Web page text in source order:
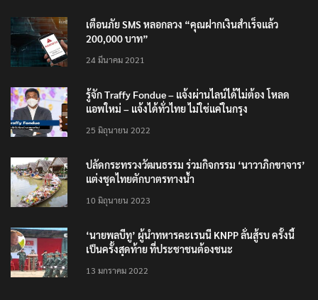
เตือนภัย SMS หลอกลวง “คุณฝากเงินสำเร็จแล้ว
200,000 บาท”
24 มีนาคม 2021
รู้จัก Traffy Fondue – แจ้งผ่านไลน์ได้ไม่ต้อง โหลด
แอพใหม่ – แจ้งได้ทั่วไทย ไม่ใช่แค่ในกรุง
25 มิถุนายน 2022
ปลัดกระทรวงวัฒนธรรม ร่วมกิจกรรม ‘นาวาภิกขาจาร’
แต่งชุดไทยตักบาตรทางน้ำ
10 มิถุนายน 2023
‘นายพลบีทู’ ผู้นำทหารคะเรนนี KNPP ลั่นสู้รบ ครั้งนี้
เป็นครั้งสุดท้าย ที่ประชาชนต้องชนะ
13 มกราคม 2022